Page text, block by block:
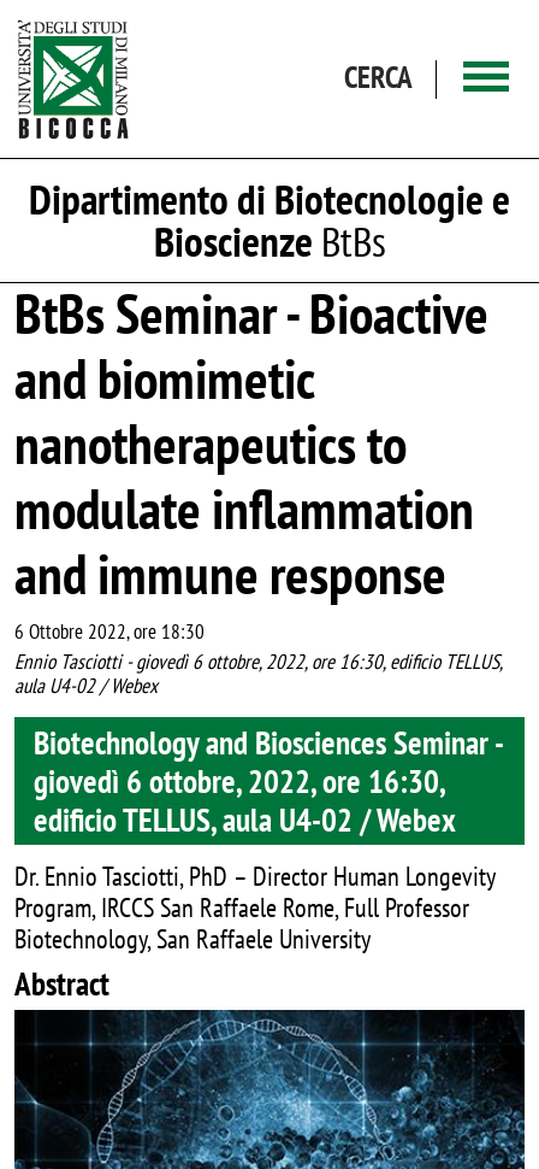
CERCA
Dipartimento di Biotecnologie e
Bioscienze BtBs
BtBs Seminar - Bioactive
and biomimetic
nanotherapeutics to
modulate inflammation
and immune response
6 Ottobre 2022, ore 18:30
Ennio Tasciotti - giovedì 6 ottobre, 2022, ore 16:30, edificio TELLUS,
aula U4-02 / Webex
Biotechnology and Biosciences Seminar -
giovedì 6 ottobre, 2022, ore 16:30,
edificio TELLUS, aula U4-02 / Webex
Dr. Ennio Tasciotti, PhD – Director Human Longevity
Program, IRCCS San Raffaele Rome, Full Professor
Biotechnology, San Raffaele University
Abstract